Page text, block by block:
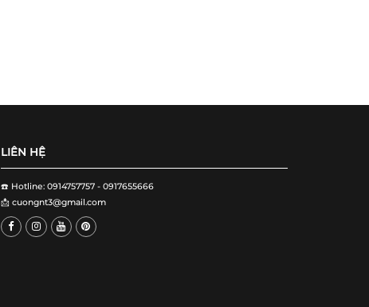
LIÊN HỆ
☎️ Hotline: 0914757757 - 0917655666
📩 cuongnt3@gmail.com